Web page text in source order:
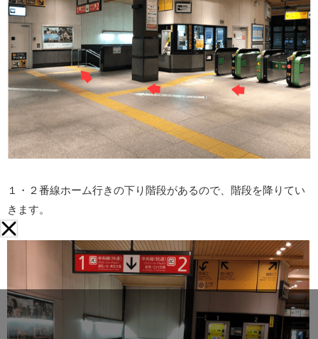
１・２番線ホーム行きの下り階段があるので、階段を降りてい
きます。